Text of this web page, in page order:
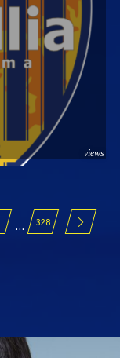
views
... 328